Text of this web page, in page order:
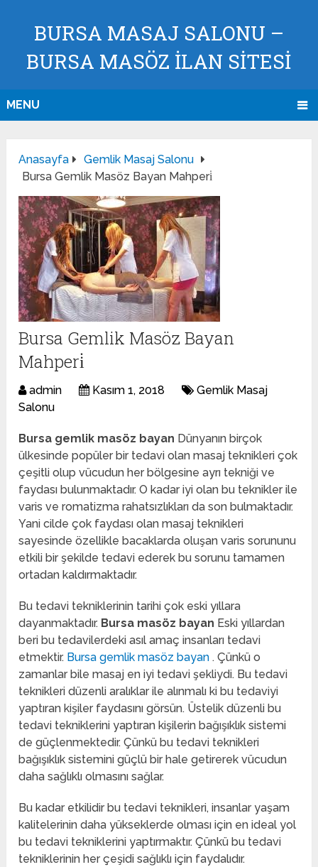
BURSA MASAJ SALONU –
BURSA MASÖZ İLAN SİTESİ
MENU
Anasayfa
Gemlik Masaj Salonu
Bursa Gemlik Masöz Bayan Mahperi̇
Bursa Gemlik Masöz Bayan
Mahperi̇
admin Kasım 1, 2018
Gemlik Masaj
Salonu
Bursa gemlik masöz bayan Dünyanın birçok
ülkesinde popüler bir tedavi olan masaj teknikleri çok
çeşitli olup vücudun her bölgesine ayrı tekniği ve
faydası bulunmaktadır. O kadar iyi olan bu teknikler ile
varis ve romatizma rahatsızlıkları da son bulmaktadır.
Yani cilde çok faydası olan masaj teknikleri
sayesinde özellikle bacaklarda oluşan varis sorununu
etkili bir şekilde tedavi ederek bu sorunu tamamen
ortadan kaldırmaktadır.
Bu tedavi tekniklerinin tarihi çok eski yıllara
dayanmaktadır. Bursa masöz bayan Eski yıllardan
beri bu tedavilerdeki asıl amaç insanları tedavi
etmektir. Bursa gemlik masöz bayan. Çünkü o
zamanlar bile masaj en iyi tedavi şekliydi. Bu tedavi
teknikleri düzenli aralıklar ile alınmalı ki bu tedaviyi
yaptıran kişiler faydasını görsün. Üstelik düzenli bu
tedavi tekniklerini yaptıran kişilerin bağışıklık sistemi
de güçlenmektedir. Çünkü bu tedavi teknikleri
bağışıklık sistemini güçlü bir hale getirerek vücudun
daha sağlıklı olmasını sağlar.
Bu kadar etkilidir bu tedavi teknikleri, insanlar yaşam
kalitelerinin daha yükseklerde olması için en ideal yol
bu tedavi tekniklerini yaptırmaktır. Çünkü bu tedavi
tekniklerinin her çeşidi sağlıklı için faydalıdır.